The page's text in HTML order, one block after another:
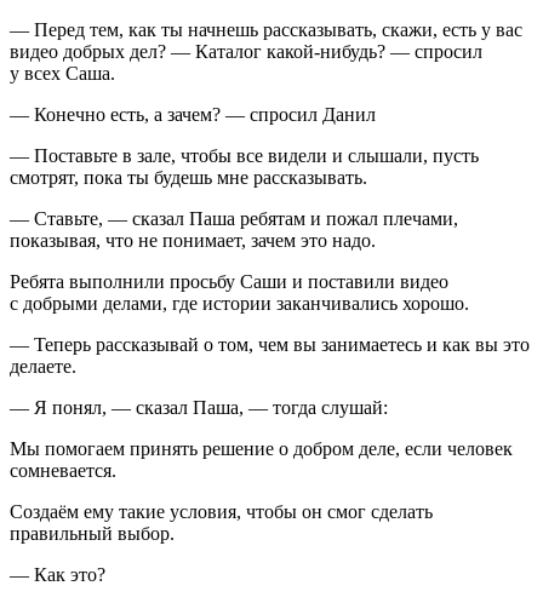
— Перед тем, как ты начнешь рассказывать, скажи, есть у вас
видео добрых дел? — Каталог какой-нибудь? — спросил
у всех Саша.
— Конечно есть, а зачем? — спросил Данил
— Поставьте в зале, чтобы все видели и слышали, пусть
смотрят, пока ты будешь мне рассказывать.
— Ставьте, — сказал Паша ребятам и пожал плечами,
показывая, что не понимает, зачем это надо.
Ребята выполнили просьбу Саши и поставили видео
с добрыми делами, где истории заканчивались хорошо.
— Теперь рассказывай о том, чем вы занимаетесь и как вы это
делаете.
— Я понял, — сказал Паша, — тогда слушай:
Мы помогаем принять решение о добром деле, если человек
сомневается.
Создаём ему такие условия, чтобы он смог сделать
правильный выбор.
— Как это?